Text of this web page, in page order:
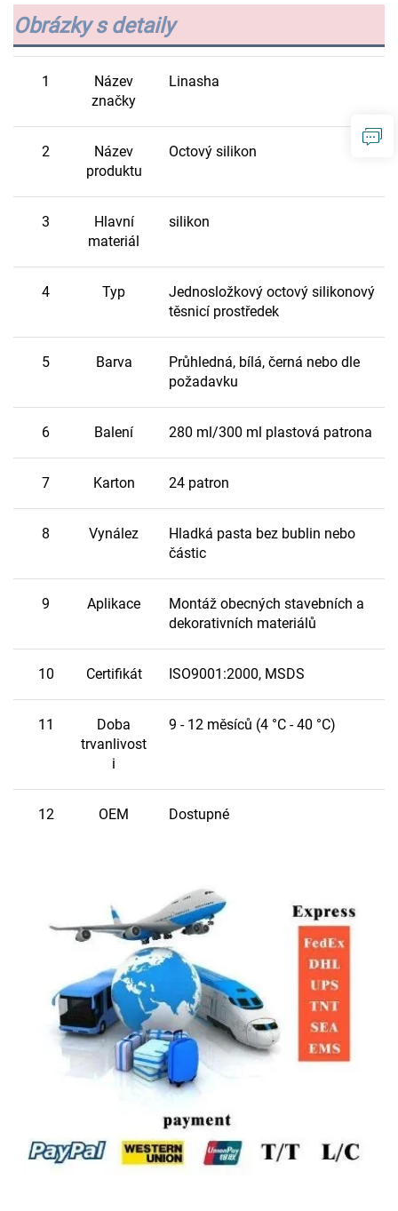
Obrázky s detaily
1
Název
značky
Linasha
2
Název
produktu
Octový silikon
3
Hlavní
materiál
silikon
4 Typ
Jednosložkový octový silikonový
těsnicí prostředek
5 Barva
Průhledná, bílá, černá nebo dle
požadavku
6 Balení 280 ml/300 ml plastová patrona
7 Karton 24 patron
8 Vynález
Hladká pasta bez bublin nebo
částic
9 Aplikace
Montáž obecných stavebních a
dekorativních materiálů
10 Certifikát ISO9001:2000, MSDS
11
Doba
trvanlivost
i
9 - 12 měsíců (4 °C - 40 °C)
12 OEM Dostupné